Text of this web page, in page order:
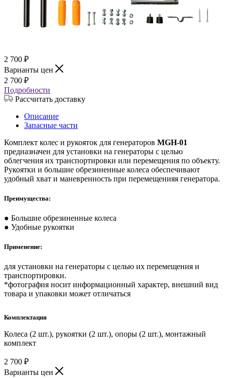
2 700 ₽
Варианты цен
2 700 ₽
Подробности
Рассчитать доставку
Описание
Запасные части
Комплект колес и рукояток для генераторов MGH-01
предназначен для установки на генераторы с целью
облегчения их транспортировки или перемещения по объекту.
Рукоятки и большие обрезиненные колеса обеспечивают
удобный хват и маневренность при перемещенияя генератора.
Преимущества:
● Большие обрезиненные колеса
● Удобные рукоятки
Применение:
для установки на генераторы с целью их перемещения и
транспортировки.
*фотография носит информационный характер, внешний вид
товара и упаковки может отличаться
Комплектация
Колеса (2 шт.), рукоятки (2 шт.), опоры (2 шт.), монтажный
комплект
2 700 ₽
Варианты цен